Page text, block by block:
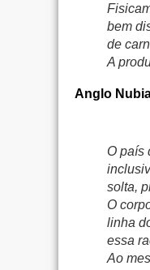
bem
de
A
Anglo
O país
solta,
O
linha
essa
Ao